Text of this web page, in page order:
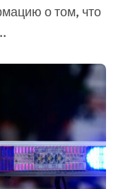
о том, что